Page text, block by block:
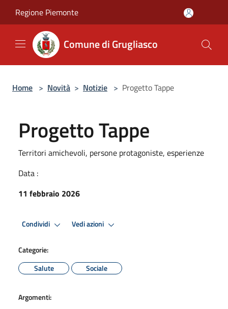
Regione Piemonte
Comune di Grugliasco
Home > Novità > Notizie > Progetto Tappe
Progetto Tappe
Territori amichevoli, persone protagoniste, esperienze
Data :
11 febbraio 2026
Condividi Vedi azioni
Categorie:
Salute
Sociale
Argomenti: